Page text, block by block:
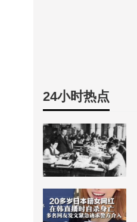
24小时热点